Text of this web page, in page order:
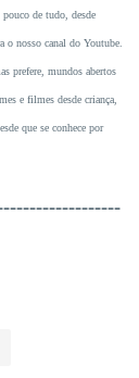
de tudo, desde
o nosso canal do Youtube.
prefere, mundos abertos
e filmes desde criança,
que se conhece por